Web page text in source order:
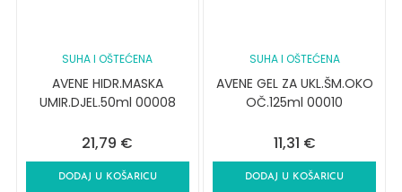
SUHA I OŠTEĆENA
AVENE HIDR.MASKA
UMIR.DJEL.50ml 00008
21,79 €
DODAJ U KOŠARICU
SUHA I OŠTEĆENA
AVENE GEL ZA UKL.ŠM.OKO
OČ.125ml 00010
11,31 €
DODAJ U KOŠARICU